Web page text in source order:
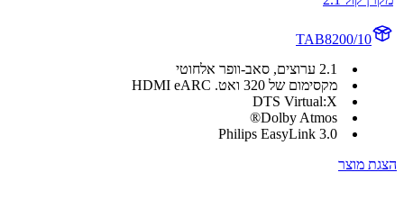
TAB8200/10
2.1 ערוצים, סאב-וופר אלחוטי
מקסימום של 320 ואט. HDMI eARC
DTS Virtual:X
Dolby Atmos®
Philips EasyLink 3.0
מוצר